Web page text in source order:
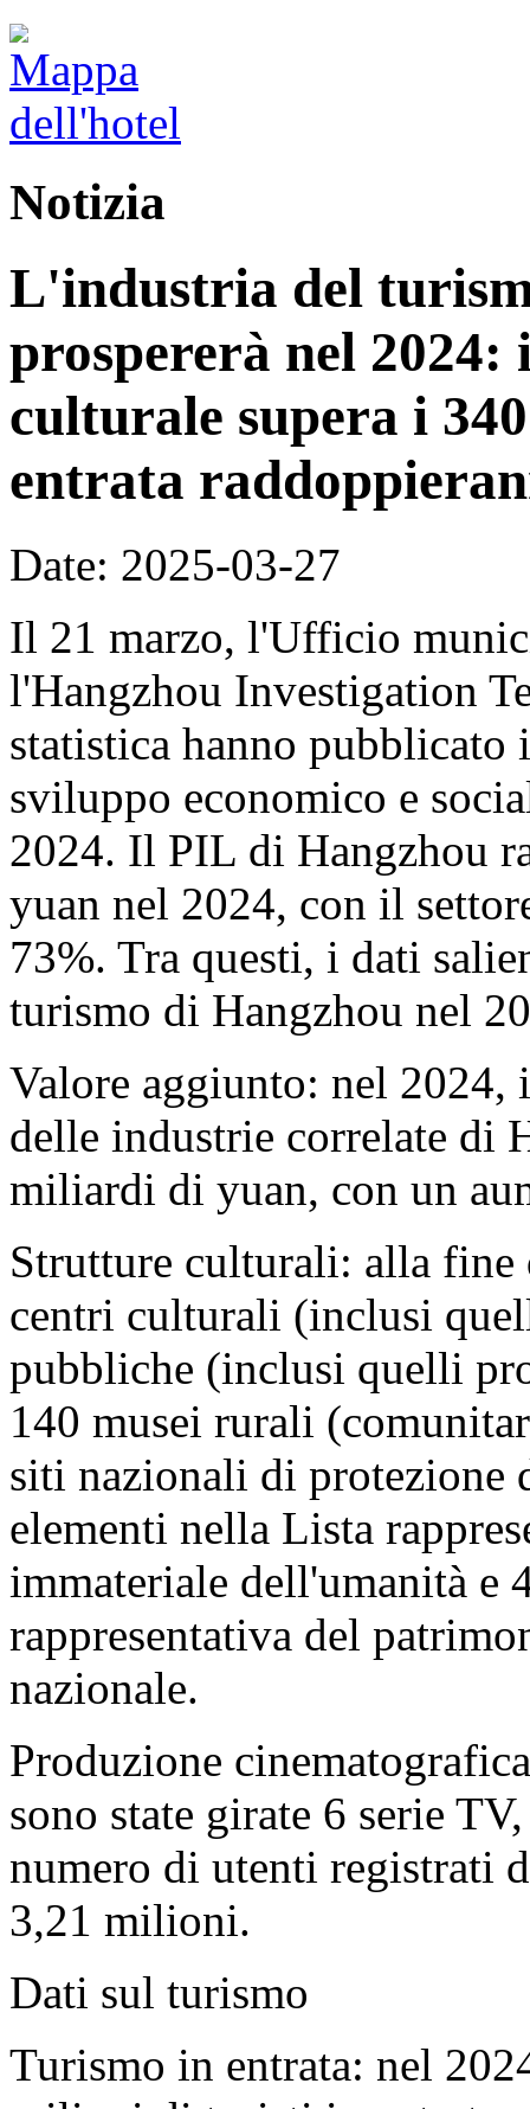
Notizia
L'industria del
prospererà nel
culturale supera i
entrata
Date: 2025-03-27
Il 21 marzo, l'Ufficio
l'Hangzhou Investigation
statistica hanno
sviluppo economico e
2024. Il PIL di Hangzhou
yuan nel 2024, con il
73%. Tra questi, i dati
turismo di Hangzhou nel
Valore aggiunto: nel
delle industrie correlate di
miliardi di yuan, con un
Strutture culturali: alla fine
centri culturali (inclusi
pubbliche (inclusi quelli
140 musei rurali
siti nazionali di protezione
elementi nella Lista
immateriale dell'umanità e
rappresentativa del
nazionale.
Produzione
sono state girate 6 serie
numero di utenti registrati
3,21 milioni.
Dati sul turismo
Turismo in entrata: nel